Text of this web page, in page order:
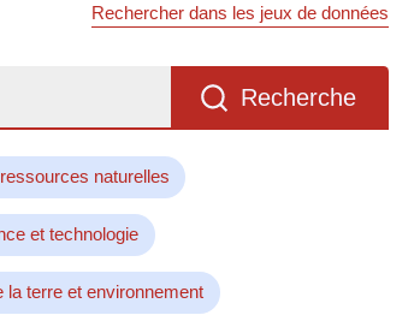
Rechercher dans les jeux de données
Recherche
naturelles
et technologie
la terre et environnement